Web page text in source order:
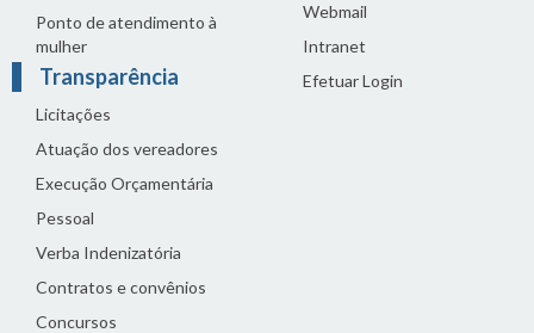
Ponto de atendimento à
mulher
Transparência
Licitações
Atuação dos vereadores
Execução Orçamentária
Pessoal
Verba Indenizatória
Contratos e convênios
Concursos
Webmail
Intranet
Efetuar Login